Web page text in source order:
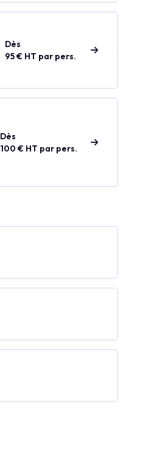
Dès
95 € HT par pers.
Dès
100 € HT par pers.